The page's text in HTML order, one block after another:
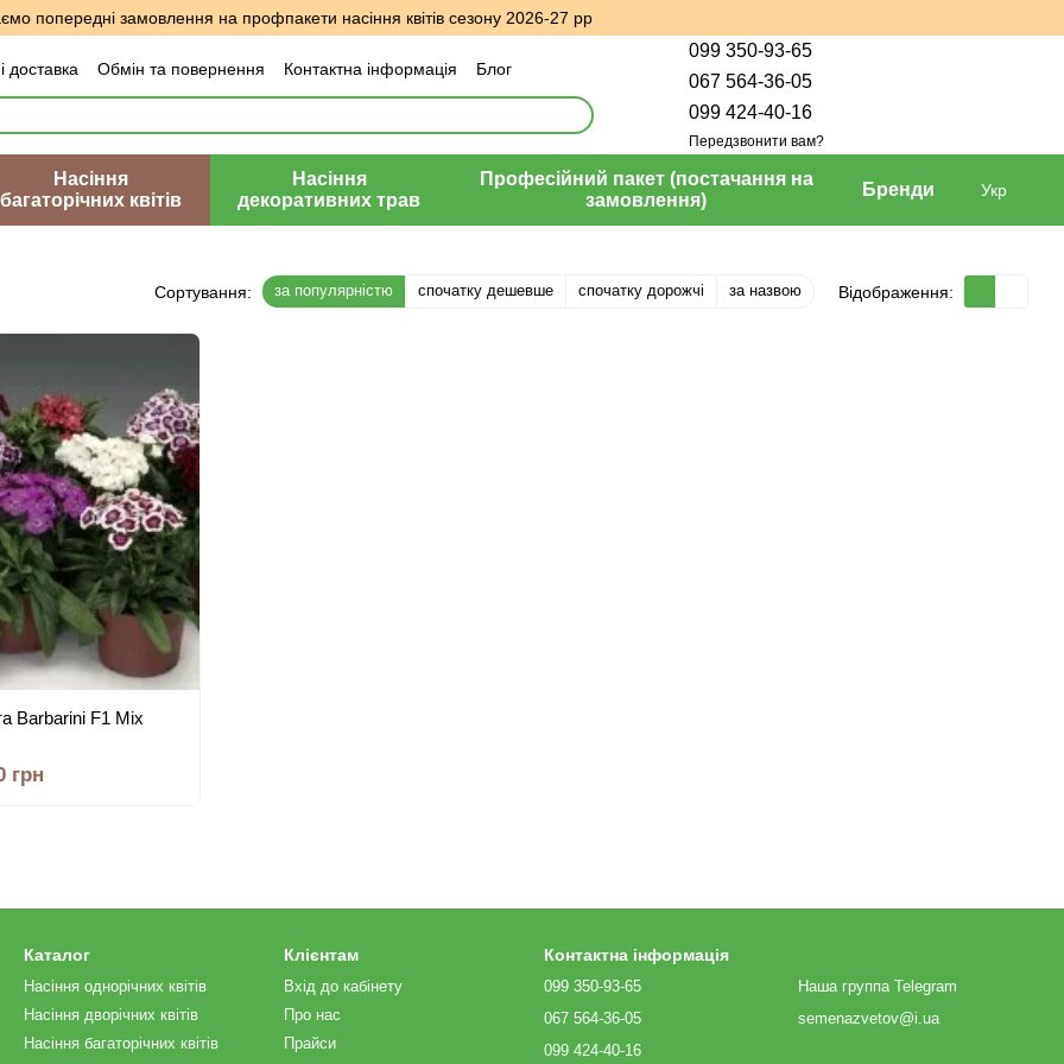
попередні замовлення на профпакети насіння квітів сезону 2026-27 рр
доставка Обмін та повернення Контактна інформація
Блог
про магазин
099 350-93-65
067 564-36-05
099 424-40-16
Передзвонити вам?
Насіння
багаторічних квітів
Насіння
декоративних трав
Професійний пакет (постачання на
замовлення)
Бренди Укр
Сортування: за популярністю спочатку дешевше спочатку дорожчі за назвою Відображення:
Barbarini F1 Mix
грн
Каталог
Насіння однорічних квітів
Насіння дворічних квітів
Насіння багаторічних квітів
Клієнтам
Вхід до кабінету
Про нас
Прайси
Контактна інформація
099 350-93-65
067 564-36-05
099 424-40-16
Наша группа Telegram
semenazvetov@i.ua